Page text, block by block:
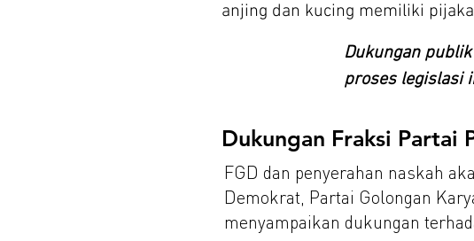
anjing dan kucing memiliki
Dukungan
proses legislasi
Dukungan Fraksi Partai
FGD dan penyerahan naskah
Demokrat, Partai Golongan
menyampaikan dukungan